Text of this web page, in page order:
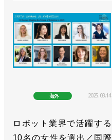
海外 2025.03.14
ロボット業界で活躍する
10名の女性を選出／国際